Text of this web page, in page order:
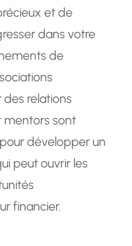
et de
dans votre
de
relations
mentors sont
développer un
peut ouvrir les
financier.